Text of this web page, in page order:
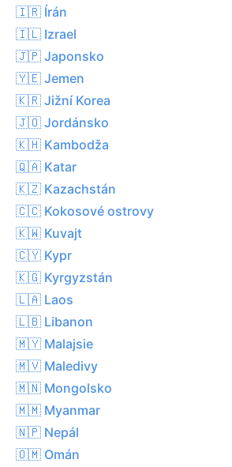
🇮🇷 Írán
🇮🇱 Izrael
🇯🇵 Japonsko
🇾🇪 Jemen
🇰🇷 Jižní Korea
🇯🇴 Jordánsko
🇰🇭 Kambodža
🇶🇦 Katar
🇰🇿 Kazachstán
🇨🇨 Kokosové ostrovy
🇰🇼 Kuvajt
🇨🇾 Kypr
🇰🇬 Kyrgyzstán
🇱🇦 Laos
🇱🇧 Libanon
🇲🇾 Malajsie
🇲🇻 Maledivy
🇲🇳 Mongolsko
🇲🇲 Myanmar
🇳🇵 Nepál
🇴🇲 Omán